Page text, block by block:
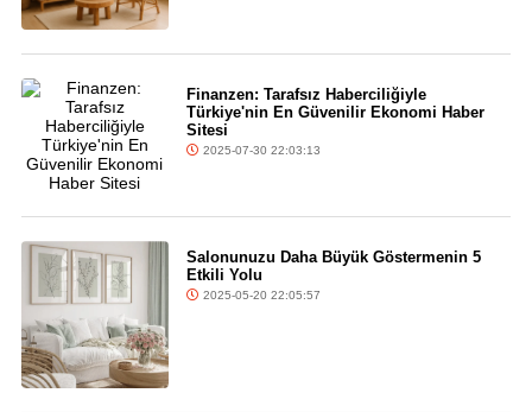
Finanzen: Tarafsız Haberciliğiyle
Türkiye'nin En Güvenilir Ekonomi Haber
Sitesi
2025-07-30 22:03:13
Salonunuzu Daha Büyük Göstermenin 5
Etkili Yolu
2025-05-20 22:05:57